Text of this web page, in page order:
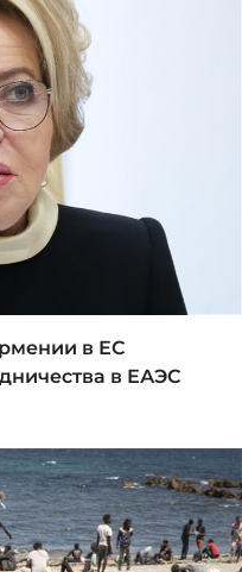
в ЕС
в ЕАЭС